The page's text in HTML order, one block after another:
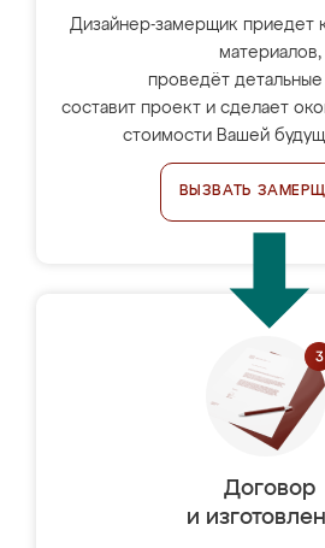
Дизайнер-замерщик приедет
материалов,
проведёт
составит проект и сделает
стоимости Вашей
ВЫЗВАТЬ
Договор
и